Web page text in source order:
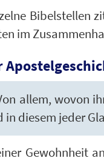
Bibelstellen
im
allem, wovon
in diesem jeder
Gewohnheit